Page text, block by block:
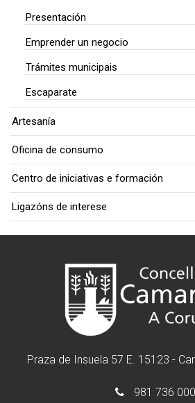
Presentación
Emprender un negocio
Trámites municipais
Escaparate
Artesanía
Oficina de consumo
Centro de iniciativas e formación
Ligazóns de interese
Praza de Insuela 57 E. 15123 -
981 736 000